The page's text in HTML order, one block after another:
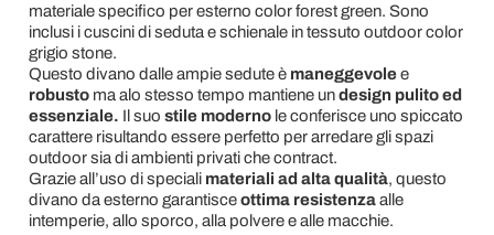
materiale specifico per esterno color forest green. Sono
inclusi i cuscini di seduta e schienale in tessuto outdoor color
grigio stone.
Questo divano dalle ampie sedute èmaneggevolee
robustoma alo stesso tempo mantiene undesign pulito ed
essenziale. Il suo stile modernole conferisce uno spiccato
carattere risultando essere perfetto per arredare gli spazi
outdoor sia di ambienti privati che contract.
Grazie all’uso di speciali materiali ad alta qualità, questo
divano da esterno garantisceottima resistenzaalle
intemperie, allo sporco, alla polvere e alle macchie.